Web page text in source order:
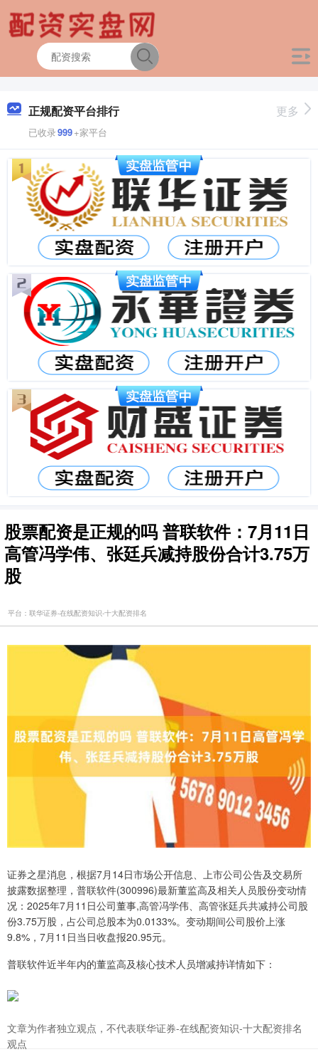
正规配资平台排行
已收录999+家平台
更多
股票配资是正规的吗 普联软件：7月11日
高管冯学伟、张廷兵减持股份合计3.75万
股
平台：联华证券-在线配资知识-十大配资排名
证券之星消息，根据7月14日市场公开信息、上市公司公告及交易所
披露数据整理，普联软件(300996)最新董监高及相关人员股份变动情
况：2025年7月11日公司董事,高管冯学伟、高管张廷兵共减持公司股
份3.75万股，占公司总股本为0.0133%。变动期间公司股价上涨
9.8%，7月11日当日收盘报20.95元。
普联软件近半年内的董监高及核心技术人员增减持详情如下：
文章为作者独立观点，不代表联华证券-在线配资知识-十大配资排名
观点